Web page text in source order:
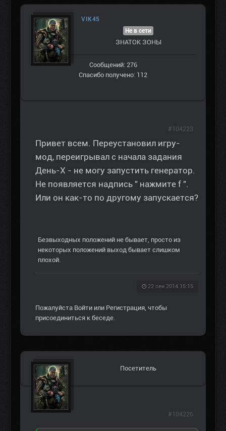
VIK45
Не в сети
ЗНАТОК ЗОНЫ
Сообщений: 276
Спасибо получено: 112
Привет всем. Переустановил игру-
мод, переигрывал с начала задания
День-X - не могу запустить генератор.
Не появляется надпись " нажмите f ".
Или он как-то по другому запускается?
Безвыходных положений не бывает, просто из
некоторых положений выход бывает слишком
плохой.
22 сен 2014 15:15
#104223
Пожалуйста Войти или Регистрация , чтобы
присоединиться к беседе.
Посетитель
#104226